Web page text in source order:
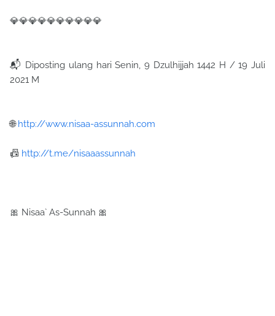
💎💎💎💎💎💎💎💎💎💎
📬 Diposting ulang hari Senin, 9 Dzulhijjah 1442 H / 19 Juli
2021 M
🌐http://www.nisaa-assunnah.com
📠 http://t.me/nisaaassunnah
🎀 Nisaa` As-Sunnah 🎀